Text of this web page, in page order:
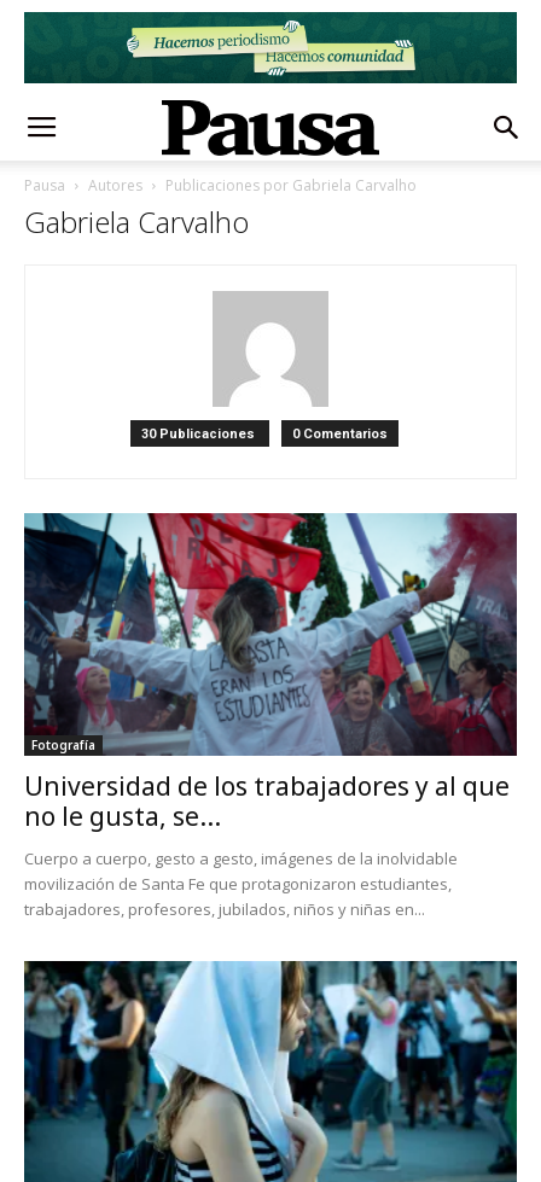
Pausa Autores Publicaciones por Gabriela Carvalho
Gabriela Carvalho
30 Publicaciones 0 Comentarios
Fotografía
Universidad de los trabajadores y al que
no le gusta, se...
Cuerpo a cuerpo, gesto a gesto, imágenes de la inolvidable
movilización de Santa Fe que protagonizaron estudiantes,
trabajadores, profesores, jubilados, niños y niñas en...